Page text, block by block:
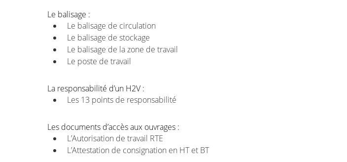
Le balisage :
Le balisage de circulation
Le balisage de stockage
Le balisage de la zone de travail
Le poste de travail
La responsabilité d’un H2V :
Les 13 points de responsabilité
Les documents d’accès aux ouvrages :
L’Autorisation de travail RTE
L’Attestation de consignation en HT et BT